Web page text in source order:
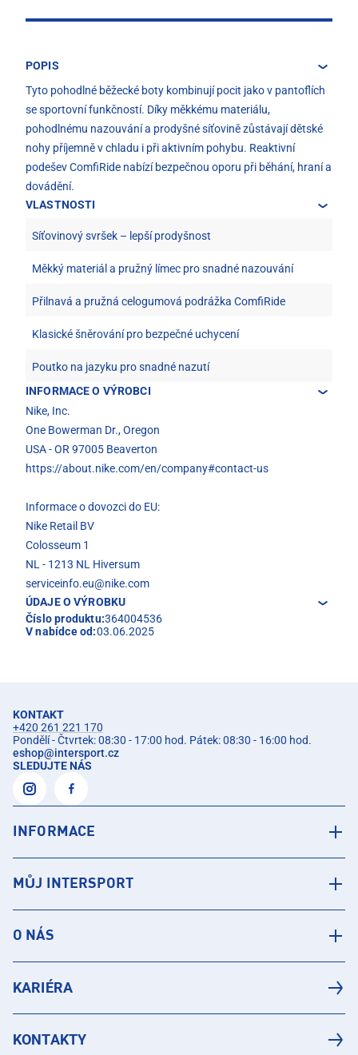
POPIS
Tyto pohodlné běžecké boty kombinují pocit jako v pantoflích
se sportovní funkčností. Díky měkkému materiálu,
pohodlnému nazouvání a prodyšné síťovině zůstávají dětské
nohy příjemně v chladu i při aktivním pohybu. Reaktivní
podešev ComfiRide nabízí bezpečnou oporu při běhání, hraní a
dovádění.
VLASTNOSTI
Síťovinový svršek – lepší prodyšnost
Měkký materiál a pružný límec pro snadné nazouvání
Přilnavá a pružná celogumová podrážka ComfiRide
Klasické šněrování pro bezpečné uchycení
Poutko na jazyku pro snadné nazutí
INFORMACE O VÝROBCI
Nike, Inc.
One Bowerman Dr., Oregon
USA - OR 97005 Beaverton
https://about.nike.com/en/company#contact-us
Informace o dovozci do EU:
Nike Retail BV
Colosseum 1
NL - 1213 NL Hiversum
serviceinfo.eu@nike.com
ÚDAJE O VÝROBKU
Číslo produktu:364004536
V nabídce od:03.06.2025
KONTAKT
+420 261 221 170
Pondělí - Čtvrtek: 08:30 - 17:00 hod. Pátek: 08:30 - 16:00 hod.
eshop@intersport.cz
SLEDUJTE NÁS
INFORMACE
MŮJ INTERSPORT
O NÁS
KARIÉRA
KONTAKTY